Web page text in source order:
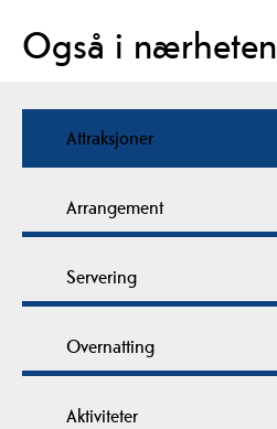
Også i nærheten
Attraksjoner
Arrangement
Servering
Overnatting
Aktiviteter